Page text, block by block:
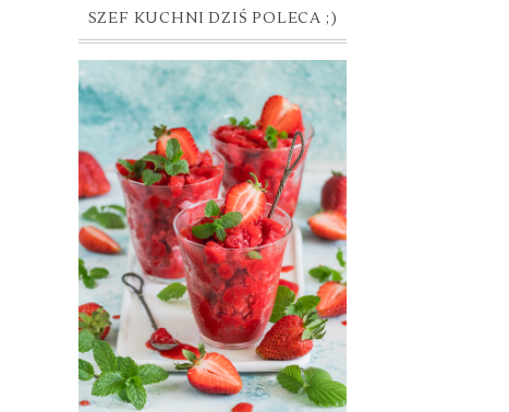
SZEF KUCHNI DZIŚ POLECA ;)
GRANITA TRUSKAWKOWA